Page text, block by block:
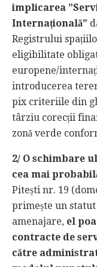
implicarea
Internațională”
Registrului
eligibilitate
europene/
introducerea
pix criteriile din
târziu corecții
zonă verde
2/ O schimbare
cea mai
Pitești nr. 19
primește un
amenajare, el
contracte de
către